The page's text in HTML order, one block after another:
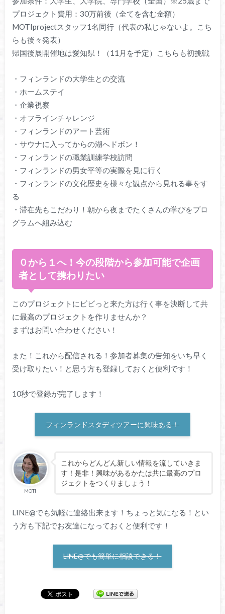
プロジェクト費用：30万前後（全てを含む金額）
MOTIprojectスタッフ1名同行（代表の私じゃないよ。こち
らも後々発表）
帰国後展開催地は愛知県！（11月を予定）こちらも初挑戦
・フィンランドの大学生との交流
・ホームステイ
・企業視察
・オフラインチャレンジ
・フィンランドのアート芸術
・サウナに入ってからの湖へドボン！
・フィンランドの職業訓練学校訪問
・フィンランドの男女平等の実際を見に行く
・フィンランドの文化歴史を様々な観点から見れる事をす
る
・滞在先もこだわり！朝から夜までたくさんの学びをプロ
グラムへ組み込む
０から１へ！今の段階から参加可能で企画
者として携わりたい
このプロジェクトにビビっと来た方は行く事を決断して共
に最高のプロジェクトを作りませんか？
まずはお問い合わせください！
また！これから配信される！参加者募集の告知をいち早く
受け取りたい！と思う方も登録しておくと便利です！
10秒で登録が完了します！
フィンランドスタディツアーに興味ある！
MOTI
これからどんどん新しい情報を流していきま
す！是非！興味があるかたは共に最高のプロ
ジェクトをつくりましょう！
LINE@でも気軽に連絡出来ます！ちょっと気になる！とい
う方も下記でお友達になっておくと便利です！
LINE@でも簡単に相談できる！